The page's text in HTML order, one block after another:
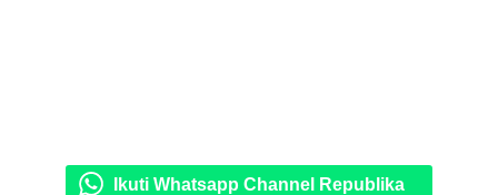
Ikuti Whatsapp Channel Republika